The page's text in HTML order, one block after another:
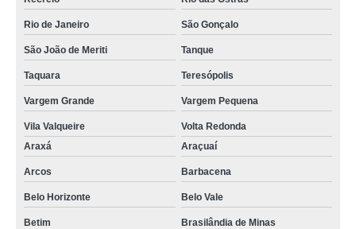
Rio de Janeiro São Gonçalo
São João de Meriti Tanque
Taquara Teresópolis
Vargem Grande Vargem Pequena
Vila Valqueire
Volta Redonda
Araxá
Araçuaí
Arcos Barbacena
Belo Horizonte Belo Vale
Betim Brasilândia de Minas